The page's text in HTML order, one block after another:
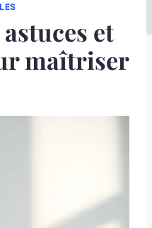
et
maîtriser